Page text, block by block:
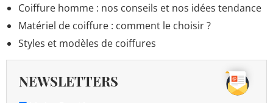
Coiffure homme : nos conseils et nos idées tendance
Matériel de coiffure : comment le choisir ?
Styles et modèles de coiffures
NEWSLETTERS